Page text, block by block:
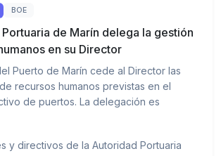
BOE
de Marín delega la gestión
en su Director
Puerto de Marín cede al Director las
recursos humanos previstas en el
de puertos. La delegación es
y directivos de la Autoridad Portuaria